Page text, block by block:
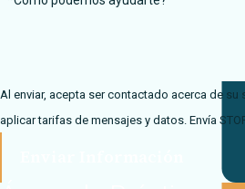
Al enviar, acepta ser contactado acerca de
aplicar tarifas de mensajes y datos. Envía